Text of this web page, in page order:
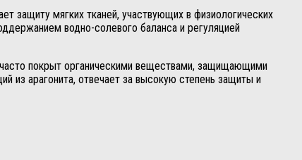
защиту мягких тканей, участвующих в физиологических
водно-солевого баланса и регуляцией
покрыт органическими веществами, защищающими
из арагонита, отвечает за высокую степень защиты и